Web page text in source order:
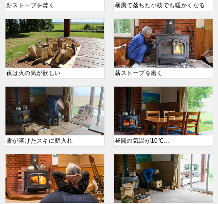
薪ストーブを焚く 暴風で落ちた小枝でも暖かくなる
夜は火の気が欲しい 薪ストーブを磨く
雪が溶けたスキに薪入れ 昼間の気温が10℃…